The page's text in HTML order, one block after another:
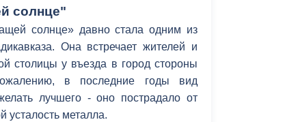
солнце"
солнце» давно стала одним из
Она встречает жителей и
столицы у въезда в город стороны
в последние годы вид
лучшего - оно пострадало от
усталость металла.